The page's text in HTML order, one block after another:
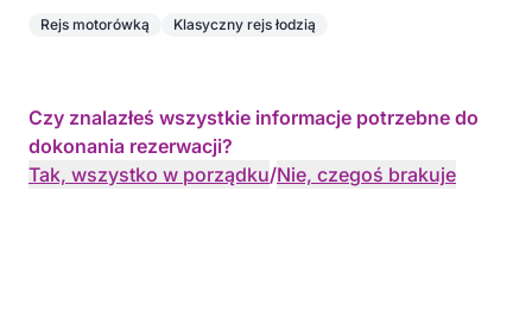
Rejs motorówką Klasyczny rejs łodzią
Czy znalazłeś wszystkie informacje potrzebne do
dokonania rezerwacji?
Tak, wszystko w porządku/Nie, czegoś brakuje